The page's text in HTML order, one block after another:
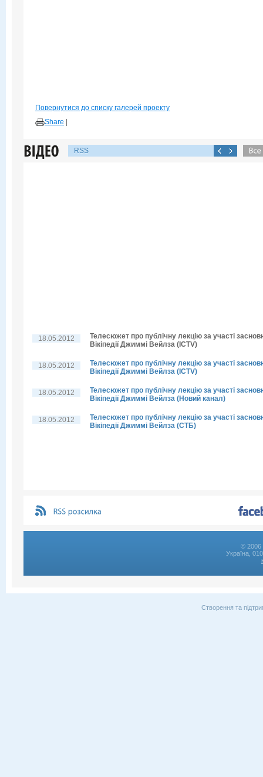
Повернутися до списку галерей проекту
Share
RSS
18.05.2012
Телесюжет про публічну лекцію за участі
Вікіпедії Джиммі Вейлза (ICTV)
18.05.2012
Телесюжет про публічну лекцію за участі
Вікіпедії Джиммі Вейлза (ICTV)
18.05.2012
Телесюжет про публічну лекцію за участі
Вікіпедії Джиммі Вейлза (Новий канал)
18.05.2012
Телесюжет про публічну лекцію за участі
Вікіпедії Джиммі Вейлза (СТБ)
© 2006
Україна,
Створення та